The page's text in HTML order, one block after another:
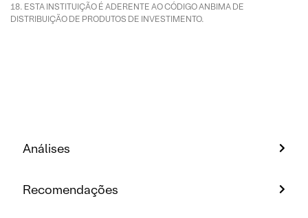
ESTA INSTITUIÇÃO É ADERENTE AO CÓDIGO ANBIMA DE
DISTRIBUIÇÃO DE PRODUTOS DE INVESTIMENTO.
Análises
Recomendações